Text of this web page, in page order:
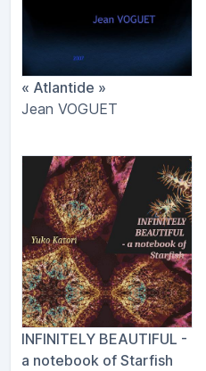
« Atlantide »
Jean VOGUET
INFINITELY BEAUTIFUL -
a notebook of Starfish